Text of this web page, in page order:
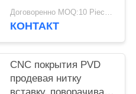
Г55П ИБГ201 для
подвергая
Договоренно MOQ:10 Piece / Pieces
КОНТАКТ
CNC покрытия PVD
продевая нитку